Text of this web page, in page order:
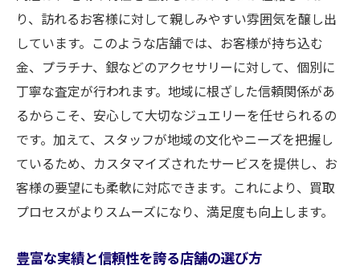
リングやネックレスの査定基準を解説
色石付きジュエリーの特別な査定法
査定で差が出るディテールの重要性
高評価を受けるためのアクセサリーの保管
方法
使用していないリングやネックレスを買取に出
すメリット
眠っているジュエリーを現金化する利点
る
り、訪れるお客様に対して親しみやすい雰囲気を醸し出
しています。このような店舗では、お客様が持ち込む
金、プラチナ、銀などのアクセサリーに対して、個別に
丁寧な査定が行われます。地域に根ざした信頼関係があ
るからこそ、安心して大切なジュエリーを任せられるの
です。加えて、スタッフが地域の文化やニーズを把握し
ているため、カスタマイズされたサービスを提供し、お
客様の要望にも柔軟に対応できます。これにより、買取
プロセスがよりスムーズになり、満足度も向上します。
豊富な実績と信頼性を誇る店舗の選び方